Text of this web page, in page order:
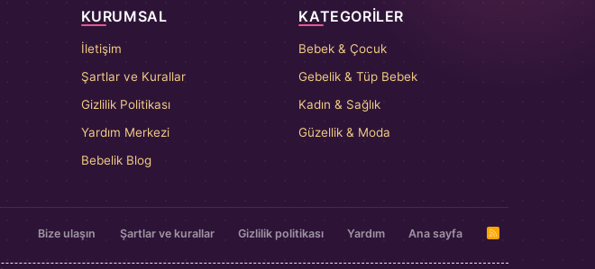
KURUMSAL
İletişim
Şartlar ve Kurallar
Gizlilik Politikası
Yardım Merkezi
Bebelik Blog
KATEGORILER
Bebek & Çocuk
Gebelik & Tüp Bebek
Kadın & Sağlık
Güzellik & Moda
Bize ulaşın Şartlar ve kurallar Gizlilik politikası Yardım Ana sayfa
R